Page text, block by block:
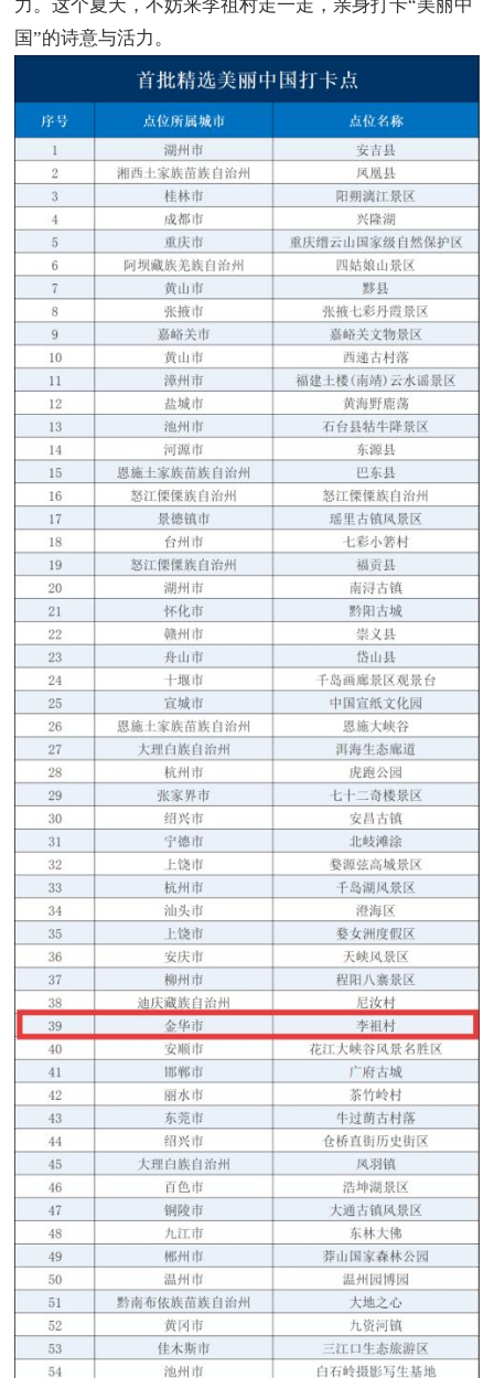
力。这个夏天，不妨来李祖村走一走，亲身打卡“美丽中
国”的诗意与活力。